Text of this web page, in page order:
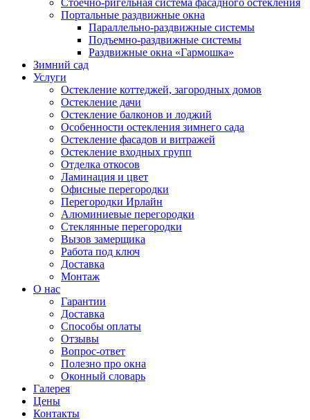
Стоечно-ригельная система фасадного остекления
Портальные раздвижные окна
Параллельно-раздвижные системы
Подъемно-раздвижные системы
Раздвижные окна «Гармошка»
Зимний сад
Услуги
Остекление коттеджей, загородных домов
Остекление дачи
Остекление балконов и лоджий
Особенности остекления зимнего сада
Остекление фасадов и витражей
Остекление входных групп
Отделка откосов
Ламинация и цвет
Офисные перегородки
Перегородки Ирлайн
Алюминиевые перегородки
Стеклянные перегородки
Вызов замерщика
Работа под ключ
Доставка
Монтаж
О нас
Гарантии
Доставка
Способы оплаты
Отзывы
Вопрос-ответ
Полезно про окна
Оконный словарь
Галерея
Цены
Контакты